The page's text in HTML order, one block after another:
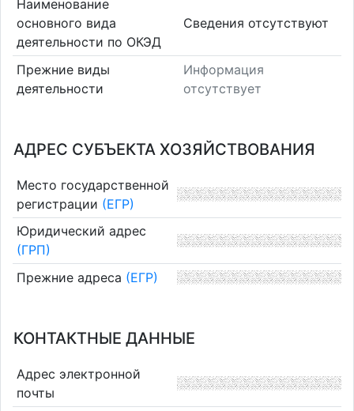
Наименование
основного вида
деятельности по ОКЭД
Cведения отсутствуют
Прежние виды
деятельности
Информация
отсутствует
АДРЕС СУБЪЕКТА ХОЗЯЙСТВОВАНИЯ
Место государственной
регистрации (ЕГР)
Юридический адрес
(ГРП)
Прежние адреса (ЕГР)
КОНТАКТНЫЕ ДАННЫЕ
Адрес электронной
почты